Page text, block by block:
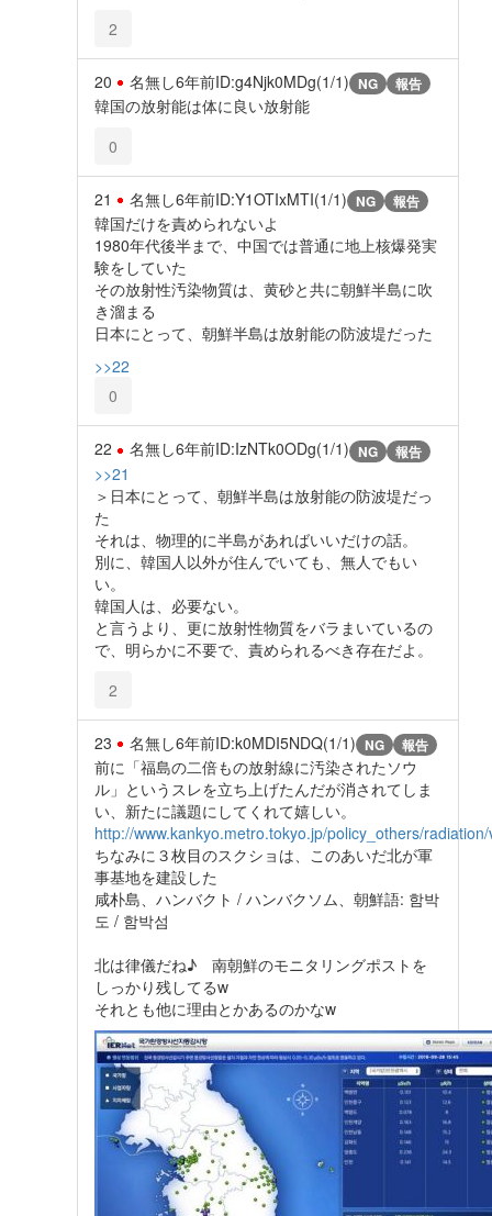
2
20 名無し6年前ID:g4Njk0MDg(1/1) NG 報告
韓国の放射能は体に良い放射能
0
21 名無し6年前ID:Y1OTIxMTI(1/1) NG 報告
韓国だけを責められないよ
1980年代後半まで、中国では普通に地上核爆発実
験をしていた
その放射性汚染物質は、黄砂と共に朝鮮半島に吹
き溜まる
日本にとって、朝鮮半島は放射能の防波堤だった
>>22
0
22 名無し6年前ID:IzNTk0ODg(1/1) NG 報告
>>21
＞日本にとって、朝鮮半島は放射能の防波堤だっ
た
それは、物理的に半島があればいいだけの話。
別に、韓国人以外が住んでいても、無人でもい
い。
韓国人は、必要ない。
と言うより、更に放射性物質をバラまいているの
で、明らかに不要で、責められるべき存在だよ。
2
23 名無し6年前ID:k0MDI5NDQ(1/1) NG 報告
前に「福島の二倍もの放射線に汚染されたソウ
ル」というスレを立ち上げたんだが消されてしま
い、新たに議題にしてくれて嬉しい。
http://www.kankyo.metro.tokyo.jp/policy_others/
ちなみに３枚目のスクショは、このあいだ北が軍
事基地を建設した
咸朴島、ハンバクト / ハンバクソム、朝鮮語: 함박
도 / 함박섬
北は律儀だね♪ 南朝鮮のモニタリングポストを
しっかり残してるw
それとも他に理由とかあるのかなw